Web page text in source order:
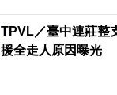
TPVL／臺中連莊整
援全走人原因曝光